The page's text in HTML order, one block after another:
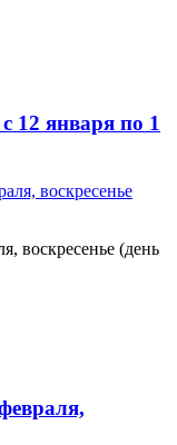
12 января по 1
воскресенье (день